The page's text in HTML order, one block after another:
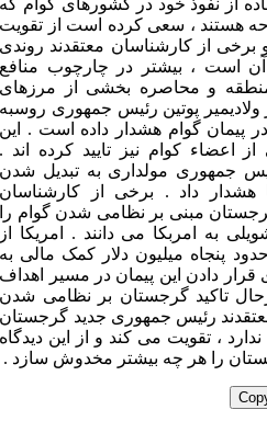
از نفوذ خود در کشورهای گوام که
هستند ، سعی کرده است از تقویت
برخی از کارشناسان معتقدند روندی
است ، بیشتر در چارچوب منافع
و محاصره بخشی از مرزهای
پوتین رئیس جمهوری روسبه
پیمان گوام هشدار داده است . این
کوام نیز تایید کرده اند .
جمهوری مولداری به تبدیل شدن
هشدار داد . برخی از کارشناسان
مبنی بر نظامی شدن گوام را
به امربکا می دانند . امریکا از
پنجاه میلیون دلار کمک مالی به
قرار دادن این پیمان در مسیر اهداف
تاکید گرجستان بر نظامی شدن
رئیس جمهوری جدید گرجستان
، تقویت می کند و از این دیدگاه
را هر چه بیشتر مخدوش سازد .